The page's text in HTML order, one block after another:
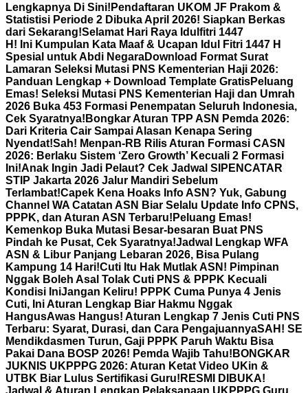
Lengkapnya Di Sini! Pendaftaran UKOM JF Prakom &
Statistisi Periode 2 Dibuka April 2026! Siapkan Berkas
dari Sekarang!Selamat Hari Raya Idulfitri 1447
H! Ini Kumpulan Kata Maaf & Ucapan Idul Fitri 1447 H
Spesial untuk Abdi NegaraDownload Format Surat
Lamaran Seleksi Mutasi PNS Kementerian Haji 2026:
Panduan Lengkap + Download Template GratisPeluang
Emas! Seleksi Mutasi PNS Kementerian Haji dan Umrah
2026 Buka 453 Formasi Penempatan Seluruh Indonesia,
Cek Syaratnya! Bongkar Aturan TPP ASN Pemda 2026:
Dari Kriteria Cair Sampai Alasan Kenapa Sering
Nyendat!Sah! Menpan-RB Rilis Aturan Formasi CASN
2026: Berlaku Sistem ‘Zero Growth’ Kecuali 2 Formasi
Ini!Anak Ingin Jadi Pelaut? Cek Jadwal SIPENCATAR
STIP Jakarta 2026 Jalur Mandiri Sebelum
Terlambat!Capek Kena Hoaks Info ASN? Yuk, Gabung
Channel WA Catatan ASN Biar Selalu Update Info CPNS,
PPPK, dan Aturan ASN Terbaru! Peluang Emas!
Kemenkop Buka Mutasi Besar-besaran Buat PNS
Pindah ke Pusat, Cek Syaratnya!Jadwal Lengkap WFA
ASN & Libur Panjang Lebaran 2026, Bisa Pulang
Kampung 14 Hari!Cuti Itu Hak Mutlak ASN! Pimpinan
Nggak Boleh Asal Tolak Cuti PNS & PPPK Kecuali
Kondisi IniJangan Keliru! PPPK Cuma Punya 4 Jenis
Cuti, Ini Aturan Lengkap Biar Hakmu Nggak
HangusAwas Hangus! Aturan Lengkap 7 Jenis Cuti PNS
Terbaru: Syarat, Durasi, dan Cara PengajuannyaSAH! SE
Mendikdasmen Turun, Gaji PPPK Paruh Waktu Bisa
Pakai Dana BOSP 2026! Pemda Wajib Tahu! BONGKAR
JUKNIS UKPPPG 2026: Aturan Ketat Video UKin &
UTBK Biar Lulus Sertifikasi Guru! RESMI DIBUKA!
Jadwal & Aturan Lengkap Pelaksanaan UKPPPG Guru